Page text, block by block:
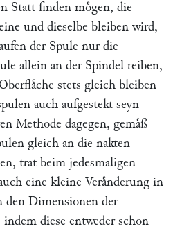
Statt finden moͤgen, die
und dieselbe bleiben wird,
der Spule nur die
allein an der Spindel reiben,
stets gleich bleiben
auch aufgestekt seyn
Methode dagegen, gemaͤß
gleich an die nakten
trat beim jedesmaligen
eine kleine Veraͤnderung in
den Dimensionen der
diese entweder schon